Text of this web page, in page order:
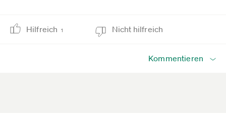
Hilfreich 1 Nicht hilfreich
Kommentieren